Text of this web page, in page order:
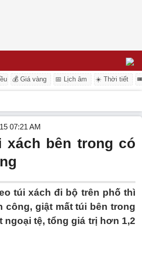
💰 Giá vàng 📅 Lịch âm ☀️ Thời tiết
07:21 AM
bên trong có
túi xách đi bộ trên phố thì
công, giật mất túi bên trong
ngoại tệ, tổng giá trị hơn 1,2